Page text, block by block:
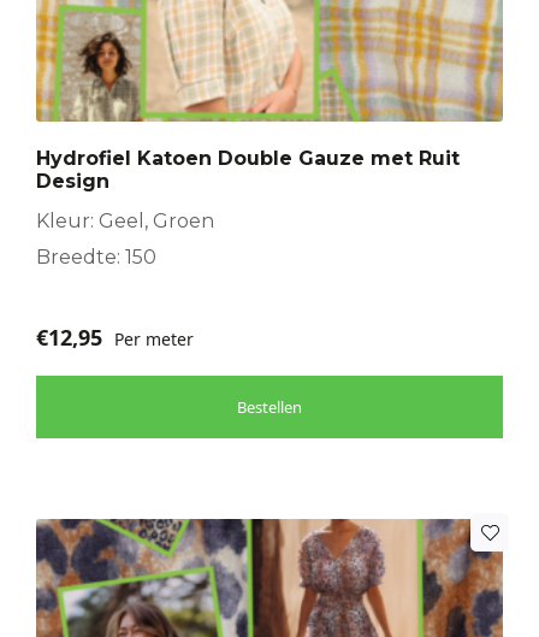
Hydrofiel Katoen Double Gauze met Ruit
Design
Kleur: Geel, Groen
Breedte: 150
€12,95 Per meter
Bestellen